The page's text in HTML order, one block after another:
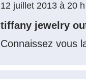
12 juillet 2013 à 20
tiffany jewelry
Connaissez vous